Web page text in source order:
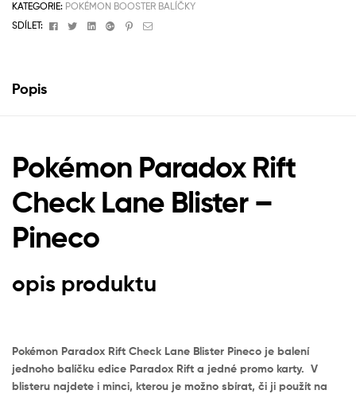
KATEGORIE: POKÉMON BOOSTER BALÍČKY
SDÍLET:
FacebookTwitterLinkedinGoogle+Pinterest
Email
Popis
Pokémon Paradox Rift
Check Lane Blister –
Pineco
opis produktu
Pokémon Paradox Rift Check Lane Blister Pineco je balení
jednoho balíčku edice Paradox Rift a jedné promo karty. V
blisteru najdete i minci, kterou je možno sbírat, či ji použít na